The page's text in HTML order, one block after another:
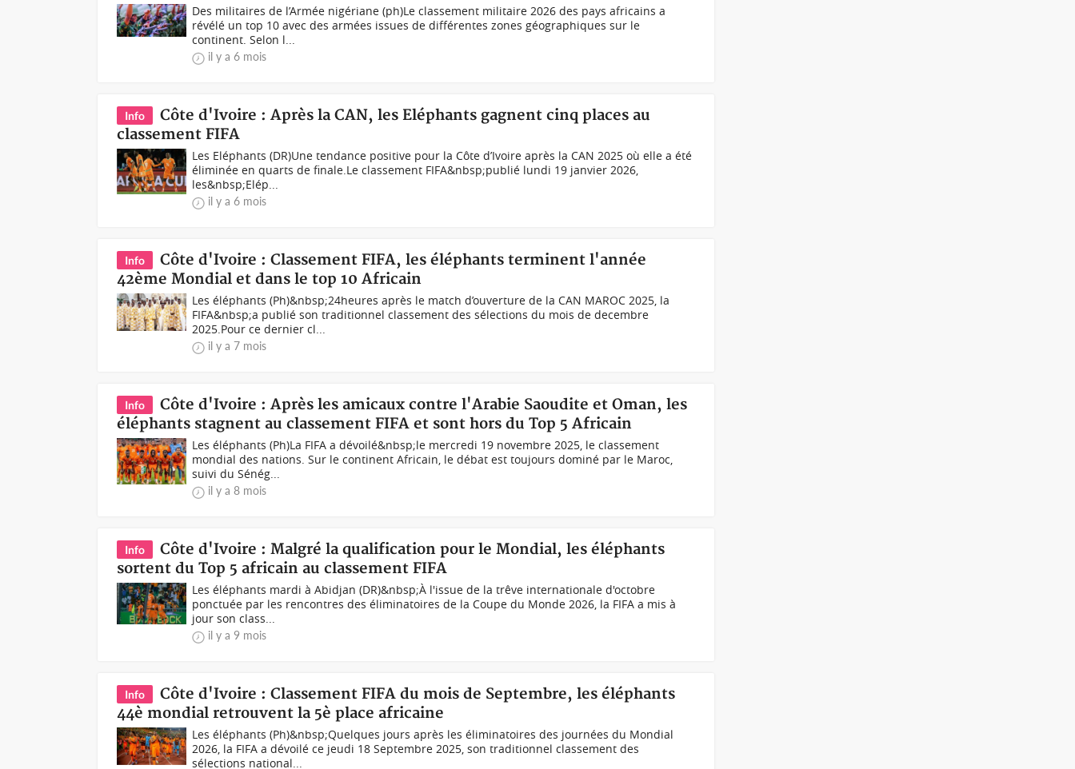
Des militaires de l’Armée nigériane (ph)Le classement militaire 2026 des pays africains a
révélé un top 10 avec des armées issues de différentes zones géographiques sur le
continent. Selon l...
il y a 6 mois
Info
Côte d'Ivoire : Après la CAN, les Eléphants gagnent cinq places au
classement FIFA
Les Eléphants (DR)Une tendance positive pour la Côte d’Ivoire après la CAN 2025 où elle a été
éliminée en quarts de finale.Le classement FIFA&nbsp;publié lundi 19 janvier 2026,
les&nbsp;Elép...
il y a 6 mois
Info
Côte d'Ivoire : Classement FIFA, les éléphants terminent l'année
42ème Mondial et dans le top 10 Africain
Les éléphants (Ph)&nbsp;24heures après le match d’ouverture de la CAN MAROC 2025, la
FIFA&nbsp;a publié son traditionnel classement des sélections du mois de decembre
2025.Pour ce dernier cl...
il y a 7 mois
Info
Côte d'Ivoire : Après les amicaux contre l'Arabie Saoudite et Oman, les
éléphants stagnent au classement FIFA et sont hors du Top 5 Africain
Les éléphants (Ph)La FIFA a dévoilé&nbsp;le mercredi 19 novembre 2025, le classement
mondial des nations. Sur le continent Africain, le débat est toujours dominé par le Maroc,
suivi du Sénég...
il y a 8 mois
Info
Côte d'Ivoire : Malgré la qualification pour le Mondial, les éléphants
sortent du Top 5 africain au classement FIFA
Les éléphants mardi à Abidjan (DR)&nbsp;À l'issue de la trêve internationale d'octobre
ponctuée par les rencontres des éliminatoires de la Coupe du Monde 2026, la FIFA a mis à
jour son class...
il y a 9 mois
Info
Côte d'Ivoire : Classement FIFA du mois de Septembre, les éléphants
44è mondial retrouvent la 5è place africaine
Les éléphants (Ph)&nbsp;Quelques jours après les éliminatoires des journées du Mondial
2026, la FIFA a dévoilé ce jeudi 18 Septembre 2025, son traditionnel classement des
sélections national...